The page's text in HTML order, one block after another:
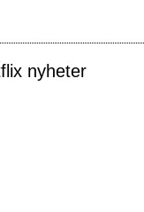
nyheter